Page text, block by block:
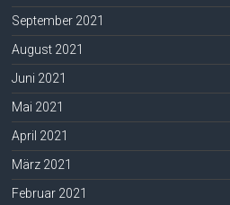
September 2021
August 2021
Juni 2021
Mai 2021
April 2021
März 2021
Februar 2021